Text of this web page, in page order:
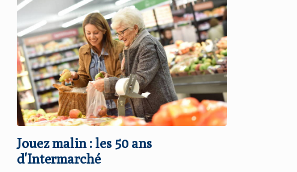
Jouez malin : les 50 ans
d'Intermarché